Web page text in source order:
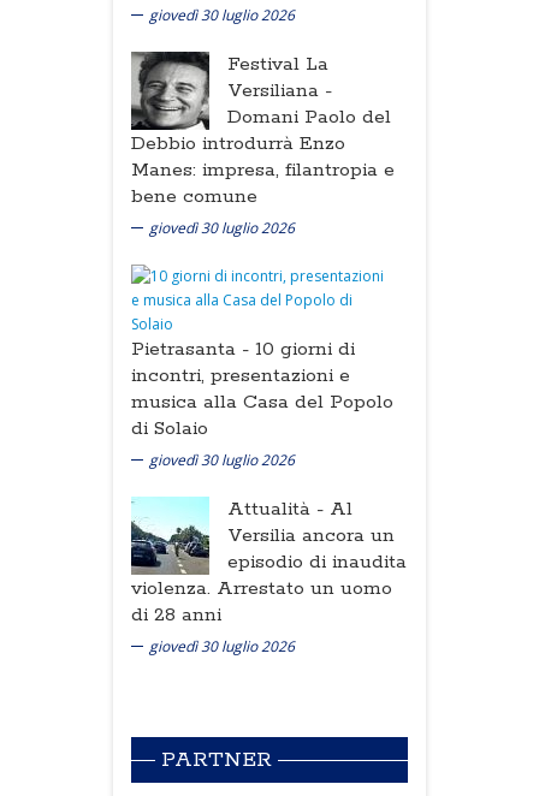
giovedì 30 luglio 2026
Festival La
Versiliana -
Domani Paolo del
Debbio introdurrà Enzo
Manes: impresa, filantropia e
bene comune
giovedì 30 luglio 2026
Pietrasanta - 10 giorni di
incontri, presentazioni e
musica alla Casa del Popolo
di Solaio
giovedì 30 luglio 2026
Attualità - Al
Versilia ancora un
episodio di inaudita
violenza. Arrestato un uomo
di 28 anni
giovedì 30 luglio 2026
PARTNER